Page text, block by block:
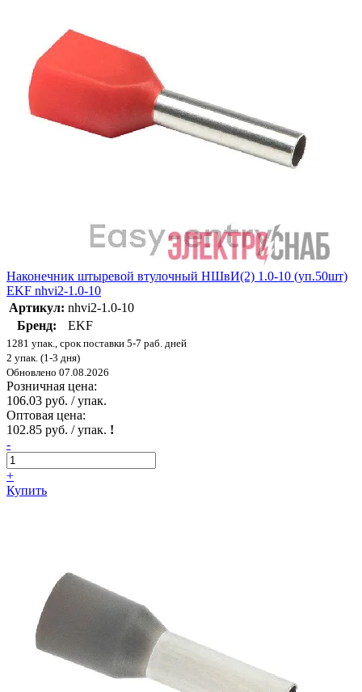
Наконечник штыревой втулочный НШвИ(2) 1.0-10 (уп.50шт)
EKF nhvi2-1.0-10
Артикул: nhvi2-1.0-10
Бренд:
EKF
1281 упак., срок поставки 5-7 раб. дней
2 упак. (1-3 дня)
Обновлено 07.08.2026
Розничная цена:
106.03 руб. / упак.
Оптовая цена:
102.85 руб. / упак. !
-
+
Купить